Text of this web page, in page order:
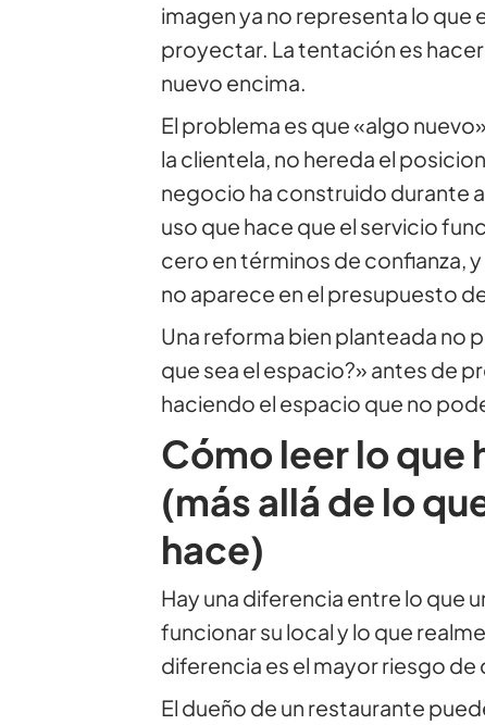
imagen ya no representa lo que
proyectar. La tentación es
nuevo encima.
El problema es que «algo
la clientela, no hereda el
negocio ha construido durante
uso que hace que el servicio
cero en términos de confianza,
no aparece en el presupuesto
Una reforma bien planteada no
que sea el espacio?» antes de
haciendo el espacio que no
Cómo leer lo que
(más allá de lo
hace)
Hay una diferencia entre lo que
funcionar su local y lo que
diferencia es el mayor riesgo
El dueño de un restaurante